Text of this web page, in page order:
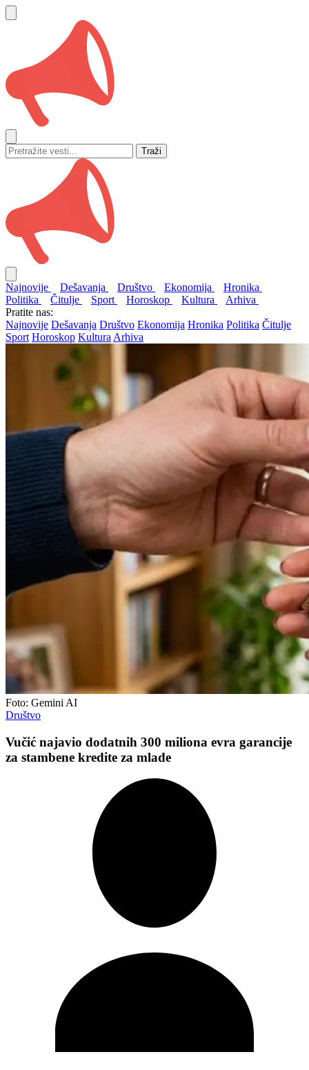
Traži
Najnovije Dešavanja Društvo Ekonomija
Hronika
Politika
Čitulje Sport Horoskop Kultura
Arhiva
Pratite nas:
Najnovije Dešavanja Društvo Ekonomija Hronika Politika Čitulje
Sport Horoskop Kultura Arhiva
Foto: Gemini AI
Društvo
Vučić najavio dodatnih 300 miliona evra garancije
za stambene kredite za mlade